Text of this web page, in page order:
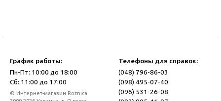
График работы:
Пн-Пт: 10:00 до 18:00
Сб: 11:00 до 17:00
© Интернет-магазин Roznica
Телефоны для справок:
(048) 796-86-03
(098) 495-07-40
(096) 531-26-08